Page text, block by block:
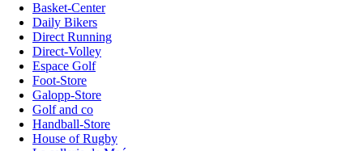
Basket-Center
Daily Bikers
Direct Running
Direct-Volley
Espace Golf
Foot-Store
Galopp-Store
Golf and co
Handball-Store
House of Rugby